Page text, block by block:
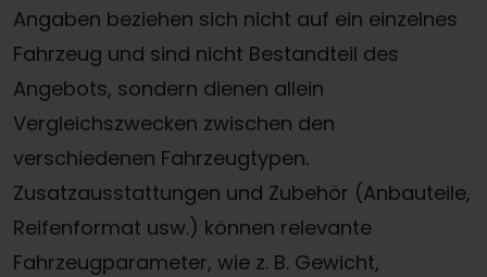
Angaben beziehen sich nicht auf ein einzelnes
Fahrzeug und sind nicht Bestandteil des
Angebots, sondern dienen allein
Vergleichszwecken zwischen den
verschiedenen Fahrzeugtypen.
Zusatzausstattungen und Zubehör (Anbauteile,
Reifenformat usw.) können relevante
Fahrzeugparameter, wie z. B. Gewicht,